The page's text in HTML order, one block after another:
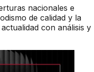
nacionales e
de calidad y la
con análisis y